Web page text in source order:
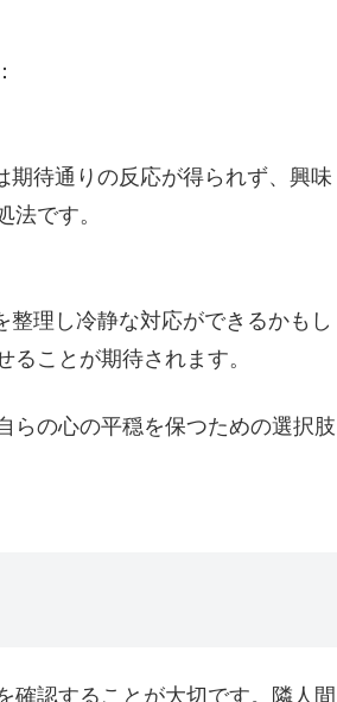
待通りの反応が得られず、興味
です。
理し冷静な対応ができるかもし
ことが期待されます。
らの心の平穏を保つための選択肢
確認することが大切です。隣人間